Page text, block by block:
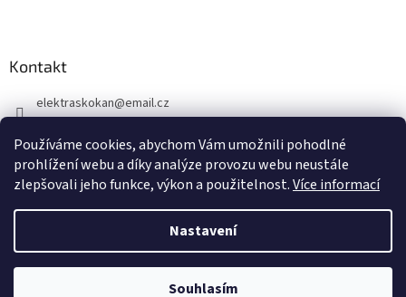
Používáme cookies, abychom Vám umožnili pohodlné
prohlížení webu a díky analýze provozu webu neustále
zlepšovali jeho funkce, výkon a použitelnost.Více informací
Nastavení
Souhlasím
Kontakt
elektraskokan@email.cz
+420 737 802 398
Vytvořil Shoptet
www.elektraskokan.cz